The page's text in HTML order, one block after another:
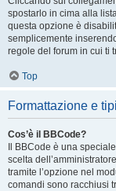
spostarlo in cima alla
questa opzione è
semplicemente
regole del forum in cui ti
Top
Formattazione e
Cos’è il BBCode?
Il BBCode è una
scelta
tramite l’opzione nel
comandi sono racchiusi